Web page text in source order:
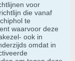
voor
die vanaf
te
waarvoor deze
ook in
omdat in